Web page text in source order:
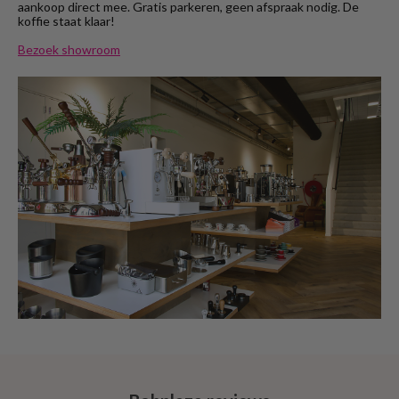
aankoop direct mee. Gratis parkeren, geen afspraak nodig. De
koffie staat klaar!
Bezoek showroom